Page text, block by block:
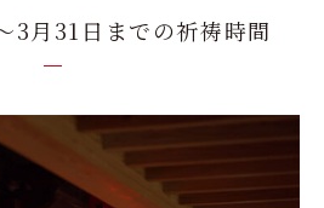
3月31日までの祈祷時間